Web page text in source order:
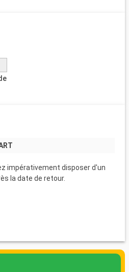
impérativement disposer d'un
la date de retour.